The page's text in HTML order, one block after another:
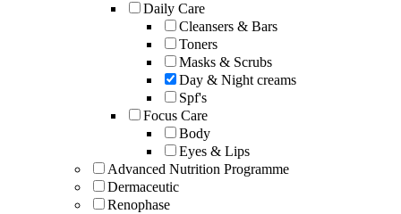
Daily Care
Cleansers & Bars
Toners
Masks & Scrubs
Day & Night creams
Spf's
Focus Care
Body
Eyes & Lips
Advanced Nutrition Programme
Dermaceutic
Renophase